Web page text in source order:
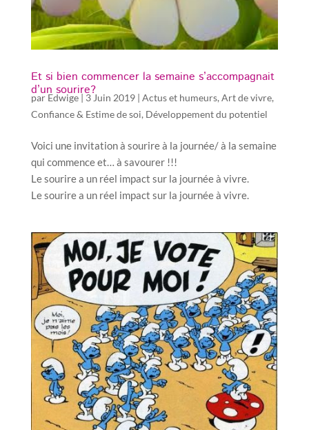
Et si bien commencer la semaine s’accompagnait
d’un sourire?
par Edwige| 3 Juin 2019| Actus et humeurs, Art de vivre,
Confiance & Estime de soi, Développement du potentiel
Voici une invitation à sourire à la journée/ à la semaine
qui commence et… à savourer !!!
Le sourire a un réel impact sur la journée à vivre.
Le sourire a un réel impact sur la journée à vivre.